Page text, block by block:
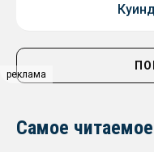
реклама
Самое читаемое